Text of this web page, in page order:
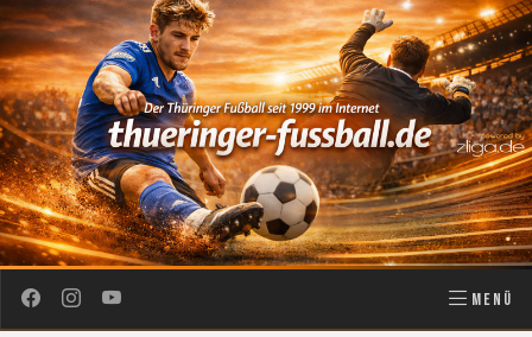
MENÜ